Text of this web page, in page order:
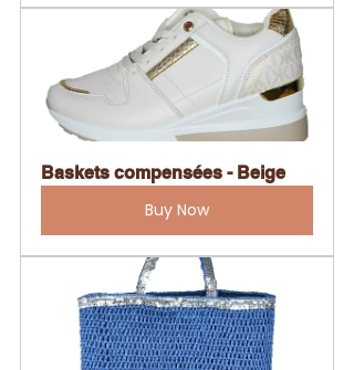
Baskets compensées - Beige
Buy Now